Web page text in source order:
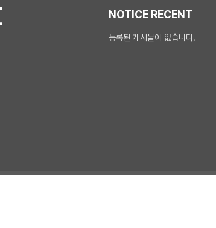
NOTICE RECENT
등록된 게시물이 없습니다.